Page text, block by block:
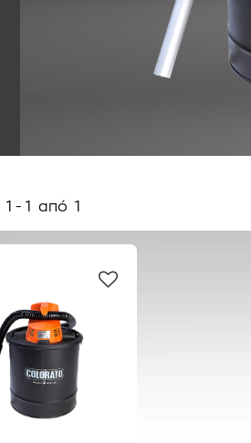
1 - 1 από 1